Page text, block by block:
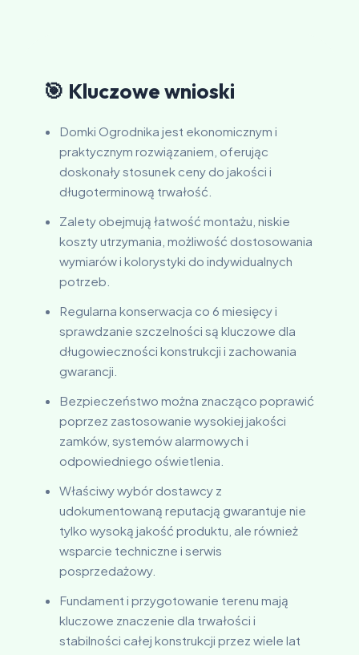
🎯 Kluczowe wnioski
Domki Ogrodnika jest ekonomicznym i
praktycznym rozwiązaniem, oferując
doskonały stosunek ceny do jakości i
długoterminową trwałość.
Zalety obejmują łatwość montażu, niskie
koszty utrzymania, możliwość dostosowania
wymiarów i kolorystyki do indywidualnych
potrzeb.
Regularna konserwacja co 6 miesięcy i
sprawdzanie szczelności są kluczowe dla
długowieczności konstrukcji i zachowania
gwarancji.
Bezpieczeństwo można znacząco poprawić
poprzez zastosowanie wysokiej jakości
zamków, systemów alarmowych i
odpowiedniego oświetlenia.
Właściwy wybór dostawcy z
udokumentowaną reputacją gwarantuje nie
tylko wysoką jakość produktu, ale również
wsparcie techniczne i serwis
posprzedażowy.
Fundament i przygotowanie terenu mają
kluczowe znaczenie dla trwałości i
stabilności całej konstrukcji przez wiele lat